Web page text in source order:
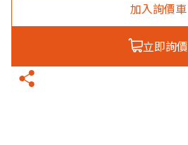
加入詢價車
立即詢價